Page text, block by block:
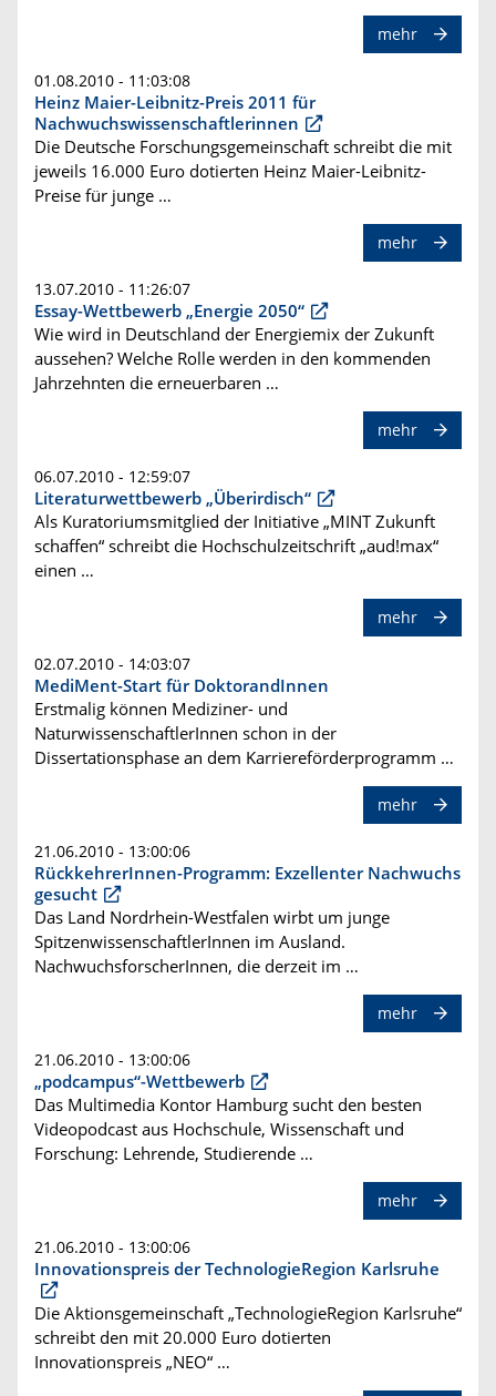
mehr
01.08.2010 - 11:03:08
Heinz Maier-Leibnitz-Preis 2011 für
Nachwuchswissenschaftlerinnen
Die Deutsche Forschungsgemeinschaft schreibt die mit
jeweils 16.000 Euro dotierten Heinz Maier-Leibnitz-
Preise für junge …
mehr
13.07.2010 - 11:26:07
Essay-Wettbewerb „Energie 2050“
Wie wird in Deutschland der Energiemix der Zukunft
aussehen? Welche Rolle werden in den kommenden
Jahrzehnten die erneuerbaren …
mehr
06.07.2010 - 12:59:07
Literaturwettbewerb „Überirdisch“
Als Kuratoriumsmitglied der Initiative „MINT Zukunft
schaffen“ schreibt die Hochschulzeitschrift „aud!max“
einen …
mehr
02.07.2010 - 14:03:07
MediMent-Start für DoktorandInnen
Erstmalig können Mediziner- und
NaturwissenschaftlerInnen schon in der
Dissertationsphase an dem Karriereförderprogramm …
mehr
21.06.2010 - 13:00:06
RückkehrerInnen-Programm: Exzellenter Nachwuchs
gesucht
Das Land Nordrhein-Westfalen wirbt um junge
SpitzenwissenschaftlerInnen im Ausland.
NachwuchsforscherInnen, die derzeit im …
mehr
21.06.2010 - 13:00:06
„podcampus“-Wettbewerb
Das Multimedia Kontor Hamburg sucht den besten
Videopodcast aus Hochschule, Wissenschaft und
Forschung: Lehrende, Studierende …
mehr
21.06.2010 - 13:00:06
Innovationspreis der TechnologieRegion Karlsruhe
Die Aktionsgemeinschaft „TechnologieRegion Karlsruhe“
schreibt den mit 20.000 Euro dotierten
Innovationspreis „NEO“ …